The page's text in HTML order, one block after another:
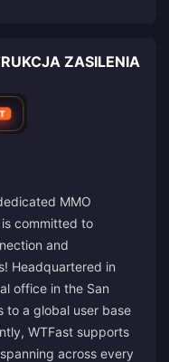
ZASILENIA
MMO
committed to
and
Headquartered in
office in the San
to a global user base
WTFast supports
across every